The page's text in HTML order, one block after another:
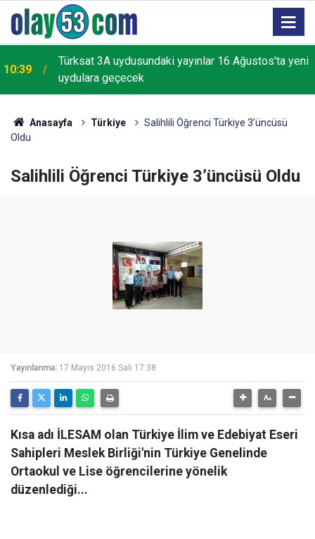
10:34
Kanada'da orman yangınları nedeniyle 20 bine yakın
kişi için tahliye emri verildi
Anasayfa Türkiye
Salihlili Öğrenci Türkiye 3’üncüsü
Oldu
Salihlili Öğrenci Türkiye 3’üncüsü Oldu
Yayınlanma: 17 Mayıs 2016 Salı 17:38
Kısa adı İLESAM olan Türkiye İlim ve Edebiyat Eseri
Sahipleri Meslek Birliği'nin Türkiye Genelinde
Ortaokul ve Lise öğrencilerine yönelik
düzenlediği...